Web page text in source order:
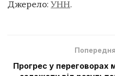
Джерело: УНН.
Прогрес у переговорах